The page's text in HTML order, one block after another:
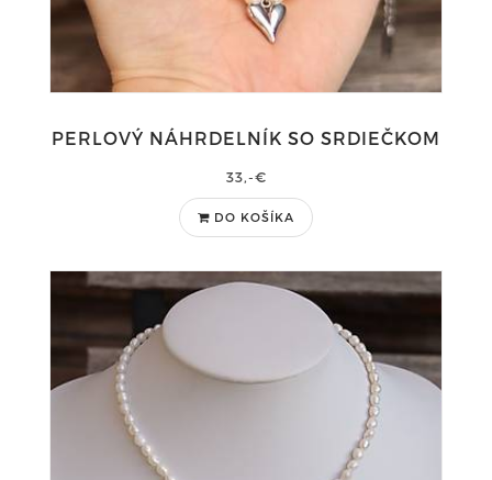
PERLOVÝ NÁHRDELNÍK SO SRDIEČKOM
33,-€
DO KOŠÍKA